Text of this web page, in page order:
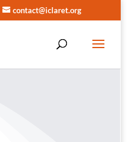
contact@iclaret.org